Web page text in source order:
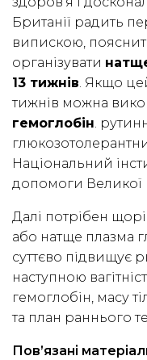
Британії радить
випискою,
організувати
13 тижнів. Якщо
тижнів можна
гемоглобін.
Національний
допомоги Великої
Далі потрібен
або натще плазма
суттєво підвищує
наступною
гемоглобін, масу
та план раннього
Пов’язані